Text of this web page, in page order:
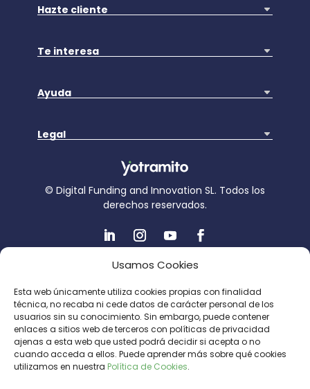
Usamos Cookies
Esta web únicamente utiliza cookies propias con finalidad
técnica, no recaba ni cede datos de carácter personal de los
usuarios sin su conocimiento. Sin embargo, puede contener
enlaces a sitios web de terceros con políticas de privacidad
ajenas a esta web que usted podrá decidir si acepta o no
cuando acceda a ellos. Puede aprender más sobre qué cookies
utilizamos en nuestra Política de Cookies.
Hazte cliente
Te interesa
Ayuda
Legal
© Digital Funding and Innovation SL. Todos los
derechos reservados.